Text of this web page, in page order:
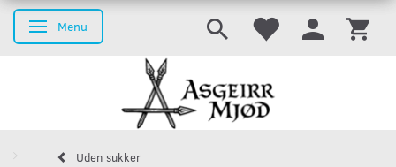
Skifte navigation
Menu
Uden sukker